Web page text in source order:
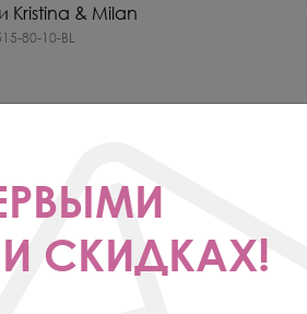
Kristina & Milan
80-10-BL
СКИДКАХ!